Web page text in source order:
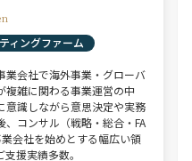
ィングファーム
業会社で海外事業・グローバ
複雑に関わる事業運営の中
意識しながら意思決定や実務
コンサル（戦略・総合・FA
会社を始めとする幅広い領
援実績多数。